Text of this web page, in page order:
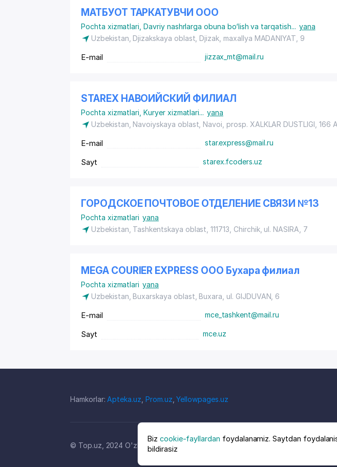
МАТБУОТ ТАРКАТУВЧИ ООО
Pochta xizmatlari ,Davriy nashrlarga obuna bo‘lish va tarqatish... yana
Uzbekistan, Djizakskaya oblast, Djizak, maxallya MADANIYAT , 9
E-mail jizzax_mt@mail.ru
STAREX НАВОИЙСКИЙ ФИЛИАЛ
Pochta xizmatlari ,Kuryer xizmatlari... yana
Uzbekistan, Navoiyskaya oblast, Navoi, prosp. XALKLAR DUSTLIGI , 166 A
E-mail star.express@mail.ru
Sayt starex.fcoders.uz
ГОРОДСКОЕ ПОЧТОВОЕ ОТДЕЛЕНИЕ СВЯЗИ №13
Pochta xizmatlari yana
Uzbekistan, Tashkentskaya oblast, 111713, Chirchik, ul. NASIRA , 7
MEGA COURIER EXPRESS ООО Бухара филиал
Pochta xizmatlari yana
Uzbekistan, Buxarskaya oblast, Buxara, ul. GIJDUVAN , 6
E-mail mce_tashkent@mail.ru
Sayt mce.uz
Hamkorlar: Apteka.uz Prom.uz ,Yellowpages.uz
© Top.uz, 2024 O'zbekiston kompaniyalari katalogi
Biz cookie-fayllardan foydalanamiz. Saytdan
bildirasiz